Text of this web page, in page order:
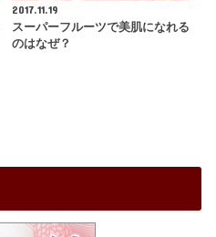
2017.11.19
スーパーフルーツで美肌になれる
のはなぜ？